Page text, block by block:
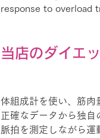
response to overload
当店のダイエ
体組成計を使い、筋肉
正確なデータから独自
脈拍を測定しながら運